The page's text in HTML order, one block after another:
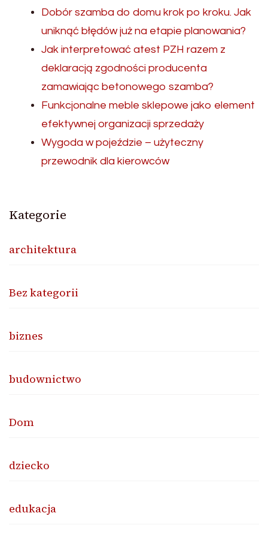
Dobór szamba do domu krok po kroku. Jak
uniknąć błędów już na etapie planowania?
Jak interpretować atest PZH razem z
deklaracją zgodności producenta
zamawiając betonowego szamba?
Funkcjonalne meble sklepowe jako element
efektywnej organizacji sprzedaży
Wygoda w pojeździe – użyteczny
przewodnik dla kierowców
Kategorie
architektura
Bez kategorii
biznes
budownictwo
Dom
dziecko
edukacja